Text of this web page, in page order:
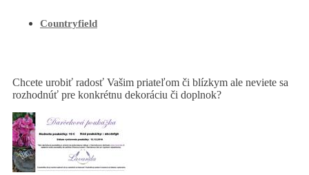
Countryfield
Chcete urobiť radosť Vašim priateľom či blízkym ale neviete sa
rozhodnúť pre konkrétnu dekoráciu či doplnok?